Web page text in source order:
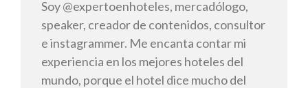
Soy @expertoenhoteles, mercadólogo,
speaker, creador de contenidos, consultor
e instagrammer. Me encanta contar mi
experiencia en los mejores hoteles del
mundo, porque el hotel dice mucho del